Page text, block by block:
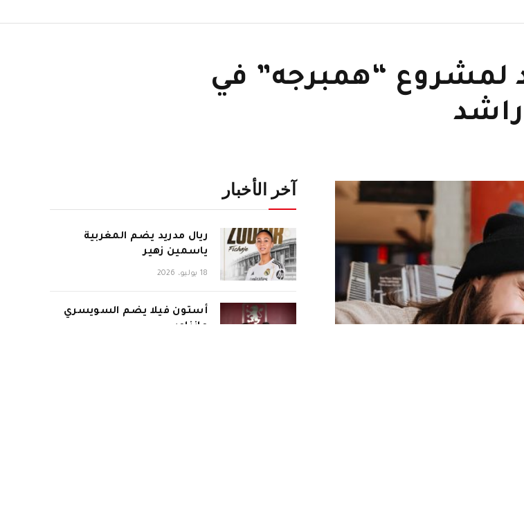
لمشروع “همبرجه” في
راشد
آخر الأخبار
ريال مدريد يضم المغربية
ياسمين زهير
18 يوليو، 2026
أستون فيلا يضم السويسري
مانزامبي